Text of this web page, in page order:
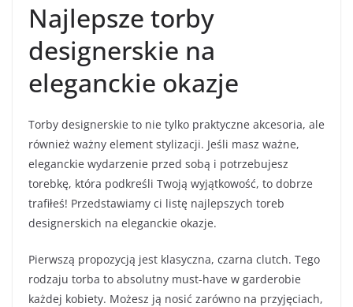
Najlepsze torby
designerskie na
eleganckie okazje
Torby designerskie to nie tylko praktyczne akcesoria, ale
również ważny element stylizacji. Jeśli masz ważne,
eleganckie wydarzenie przed sobą i potrzebujesz
torebkę, która podkreśli Twoją wyjątkowość, to dobrze
trafiłeś! Przedstawiamy ci listę najlepszych toreb
designerskich na eleganckie okazje.
Pierwszą propozycją jest klasyczna, czarna clutch. Tego
rodzaju torba to absolutny must-have w garderobie
każdej kobiety. Możesz ją nosić zarówno na przyjęciach,